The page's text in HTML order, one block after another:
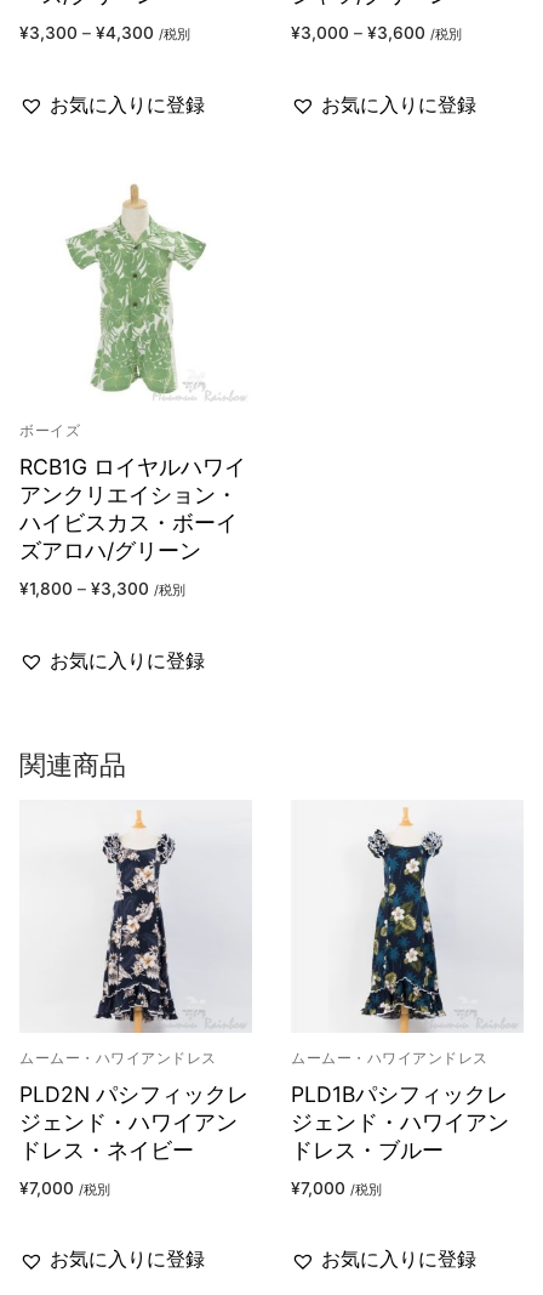
¥3,300 – ¥4,300 /税別
お気に入りに登録
¥3,000 – ¥3,600 /税別
お気に入りに登録
ボーイズ
RCB1G ロイヤルハワイ
アンクリエイション・
ハイビスカス・ボーイ
ズアロハ/グリーン
¥1,800 – ¥3,300 /税別
お気に入りに登録
関連商品
ムームー・ハワイアンドレス
PLD2N パシフィックレ
ジェンド・ハワイアン
ドレス・ネイビー
¥7,000 /税別
お気に入りに登録
ムームー・ハワイアンドレス
PLD1Bパシフィックレ
ジェンド・ハワイアン
ドレス・ブルー
¥7,000 /税別
お気に入りに登録